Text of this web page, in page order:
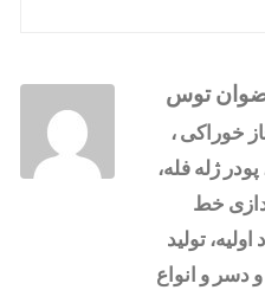
توس
خوراکی ،
ژله فله،
خط
تولید
دسر و انواع